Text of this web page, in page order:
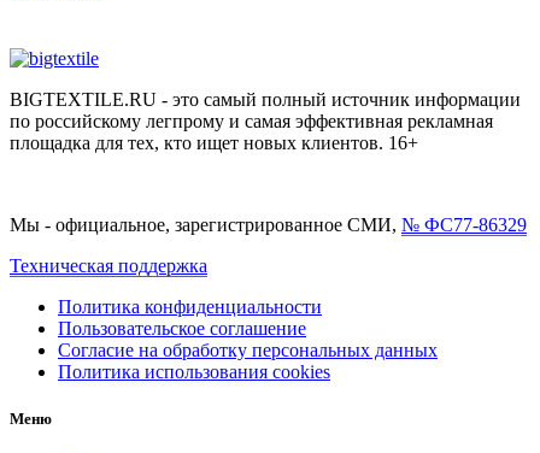
BIGTEXTILE.RU - это самый полный источник информации
по российскому легпрому и самая эффективная рекламная
площадка для тех, кто ищет новых клиентов. 16+
Мы - официальное, зарегистрированное СМИ, № ФС77-86329
Техническая поддержка
Политика конфиденциальности
Пользовательское соглашение
Согласие на обработку персональных данных
Политика использования cookies
Меню